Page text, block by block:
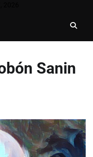
Sanin